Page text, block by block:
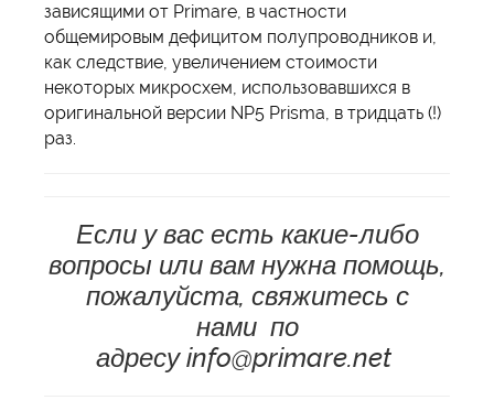
зависящими от Primare, в частности
общемировым дефицитом полупроводников и,
как следствие, увеличением стоимости
некоторых микросхем, использовавшихся в
оригинальной версии NP5 Prisma, в тридцать (!)
раз.
Если у вас есть какие-либо
вопросы или вам нужна помощь,
пожалуйста, свяжитесь с
нами по
адресуinfo@primare.net